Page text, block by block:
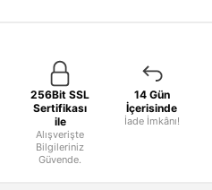
256Bit SSL
Sertifikası
ile
Alışverişte
Bilgileriniz
Güvende.
14 Gün
İçerisinde
İade İmkânı!